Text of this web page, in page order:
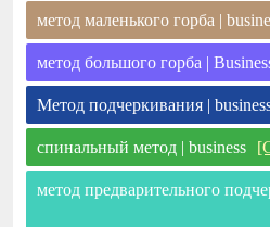
метод маленького горба |
метод большого горба |
Метод подчеркивания |
спинальный метод | business
метод предварительного